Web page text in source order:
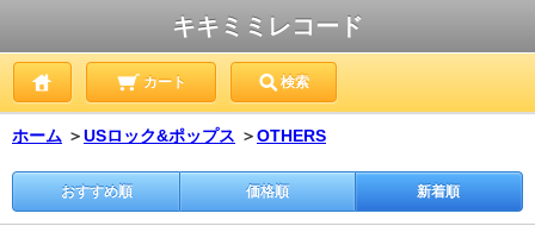
キキミミレコード
カート 検索
ホーム ＞USロック&ポップス ＞OTHERS
おすすめ順 価格順 新着順